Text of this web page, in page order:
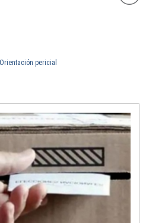
Orientación pericial